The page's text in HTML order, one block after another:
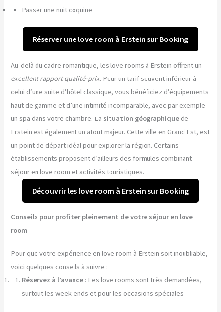
Passer une nuit coquine
Réserver une love room à Erstein sur Booking
Au-delà du cadre romantique, les love rooms à Erstein offrent un
excellent rapport qualité-prix. Pour un tarif souvent inférieur à
celui d’une suite d’hôtel classique, vous bénéficiez d’équipements
haut de gamme et d’une intimité incomparable, avec par exemple
un spa dans votre chambre. La situation géographique de
Erstein est également un atout majeur. Cette ville en Grand Est, est
un point de départ idéal pour explorer la région. Certains
établissements proposent d’ailleurs des formules combinant
séjour en love room et activités touristiques.
Découvrir les love room à Erstein sur Booking
Conseils pour profiter pleinement de votre séjour en love
room
Pour que votre expérience en love room à Erstein soit inoubliable,
voici quelques conseils à suivre :
Réservez à l’avance : Les love rooms sont très demandées,
surtout les week-ends et pour les occasions spéciales.